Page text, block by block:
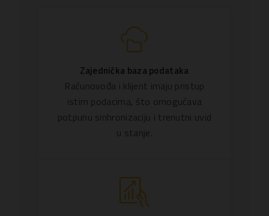
Zajednička baza podataka
Računovođa i klijent imaju pristup
istim podacima, što omogućava
potpunu sinhronizaciju i trenutni uvid
u stanje.